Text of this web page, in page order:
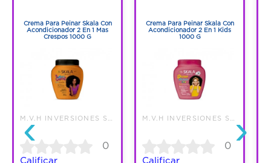
‹
Crema Para Peinar Skala Con
Acondicionador 2 En 1 Mas
Crespos 1000 G
0
Calificar
Crema Para Peinar Skala Con
Acondicionador 2 En 1 Kids
1000 G
0
Calificar
›